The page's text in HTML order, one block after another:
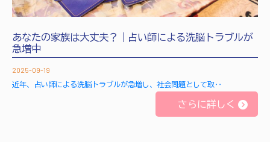
あなたの家族は大丈夫？｜占い師による洗脳トラブルが
急増中
2025-09-19
近年、占い師による洗脳トラブルが急増し、社会問題として取‥
さらに詳しく